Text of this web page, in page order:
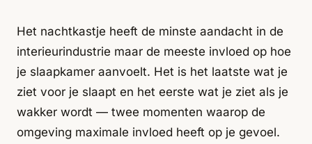
Industrial
Design
Japandi
Japans Zen Maximalistisch Mediterraans
Midcentury
Modern
Modern
Klassiek
Modern
Landelijk
Het nachtkastje heeft de minste aandacht in de
interieurindustrie maar de meeste invloed op hoe
je slaapkamer aanvoelt. Het is het laatste wat je
ziet voor je slaapt en het eerste wat je ziet als je
wakker wordt — twee momenten waarop de
omgeving maximale invloed heeft op je gevoel.